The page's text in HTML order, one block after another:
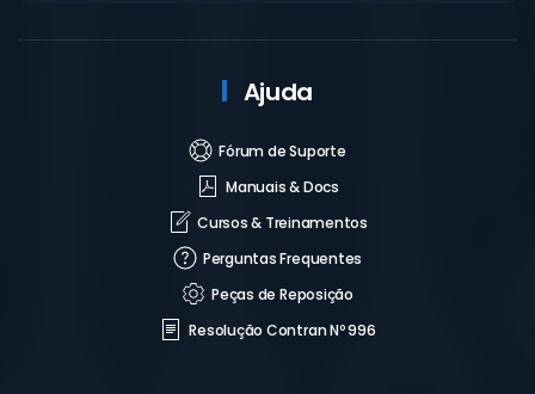
Ajuda
Fórum de Suporte
Manuais & Docs
Cursos & Treinamentos
Perguntas Frequentes
Peças de Reposição
Resolução Contran Nº 996